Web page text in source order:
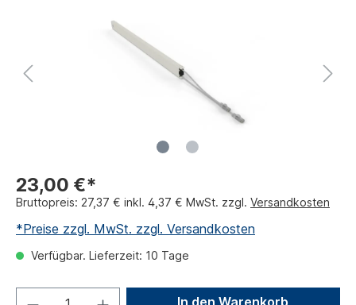
23,00 €*
Bruttopreis: 27,37 € inkl. 4,37 € MwSt. zzgl. Versandkosten
*Preise zzgl. MwSt. zzgl. Versandkosten
Verfügbar. Lieferzeit: 10 Tage
In den Warenkorb